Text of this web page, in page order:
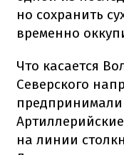
но сохранить
временно
Что касается
Северского
на линии